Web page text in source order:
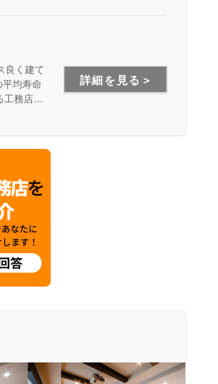
良く建て
均寿命
工務店さ
詳細を見る＞